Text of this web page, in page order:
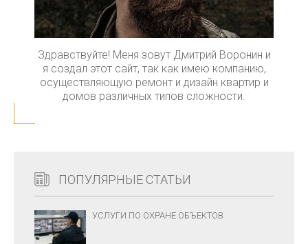
Здравствуйте! Меня зовут Дмитрий Воронин и
я создал этот сайт, так как имею компанию,
осуществляющую ремонт и дизайн квартир и
домов различных типов сложности.
ПОПУЛЯРНЫЕ СТАТЬИ
УСЛУГИ ПО ОХРАНЕ ОБЪЕКТОВ